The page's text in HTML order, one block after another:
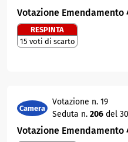
Votazione Emendamento
RESPINTA
15 voti di scarto
Camera
Votazione n. 19
Seduta n. 206 del
Votazione Emendamento